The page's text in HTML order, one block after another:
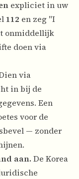
expliciet in uw
112 en zeg "I
onmiddellijk
doen via
via
in bij de
Een
voor de
— zonder
aan. De Korea